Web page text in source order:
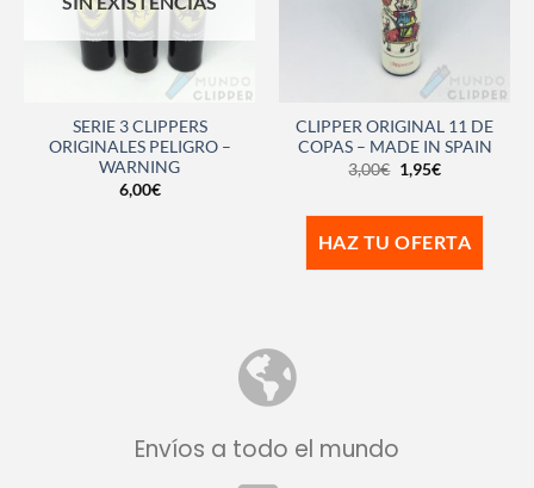
SERIE 3 CLIPPERS
ORIGINALES PELIGRO –
WARNING
6,00€
CLIPPER ORIGINAL 11 DE
COPAS – MADE IN SPAIN
3,00€ 1,95€
HAZ TU OFERTA
Envíos a todo el mundo